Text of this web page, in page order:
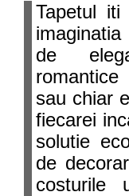
Tapetul
de
sau chiar
fiecarei
solutie
de
costurile